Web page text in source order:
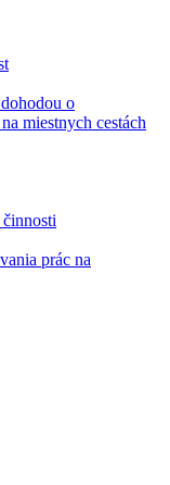
o
miestnych cestách
prác na